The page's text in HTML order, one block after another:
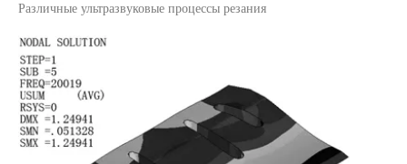
Различные ультразвуковые процессы резания